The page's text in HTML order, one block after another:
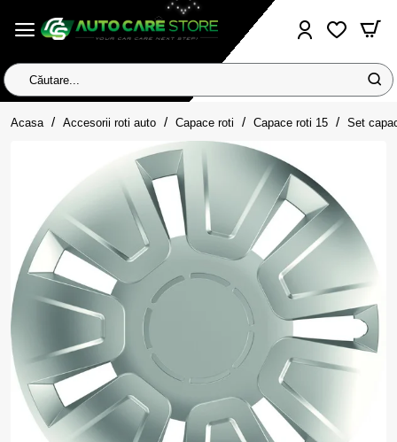
Căutare...
Acasa homeAccesorii roti auto Capace roti Capace roti 15 Set